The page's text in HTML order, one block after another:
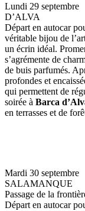
Lundi 29
D’ALVA
Départ en autocar
véritable bijou de
un écrin idéal.
s’agrémente de
de buis parfumés.
profondes et
qui permettent de
soirée à Barca
en terrasses et de
Mardi 30
SALAMANQUE
Passage de la
Départ en autocar